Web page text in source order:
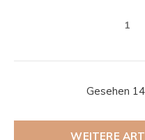
1
Gesehen
WEITERE